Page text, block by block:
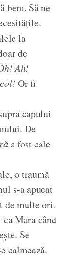
bem. Să ne
la
de
Ah!
Or fi
capului
De
a fost cale
o traumă
s-a apucat
de multe ori.
Mara când
Se
calmează.